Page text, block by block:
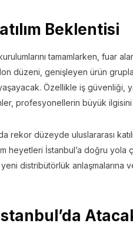
Beklentisi
tamamlarken, fuar
düzeni, genişleyen ürün
Özellikle iş güvenliği,
profesyonellerin büyük ilgisini
rekor düzeyde uluslararası
heyetleri İstanbul’a doğru yola
distribütörlük anlaşmalarına